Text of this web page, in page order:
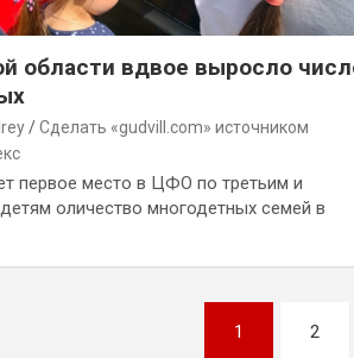
области вдвое выросло
Сделать «gudvill.com» источником
первое место в ЦФО по третьим и
оличество многодетных семей в
1 2